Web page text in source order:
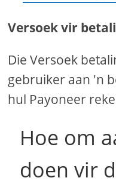
Versoek vir
Die Versoek
gebruiker aan 'n
hul Payoneer
Hoe om
doen vir